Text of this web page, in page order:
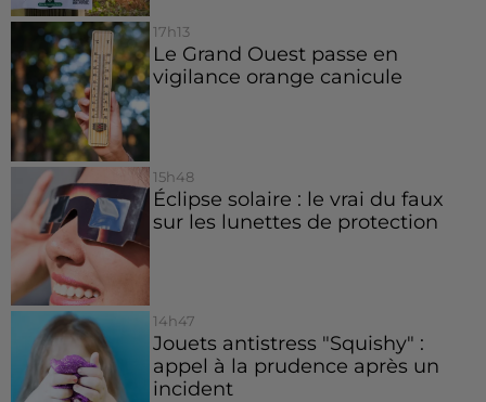
17h13
Le Grand Ouest passe en
vigilance orange canicule
15h48
Éclipse solaire : le vrai du faux
sur les lunettes de protection
14h47
Jouets antistress "Squishy" :
appel à la prudence après un
incident